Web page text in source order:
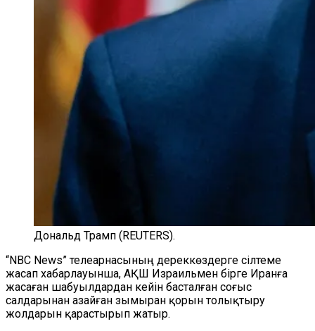
Дональд Трамп (REUTERS).
“NBC News” телеарнасының дереккөздерге сілтеме
жасап хабарлауынша, АҚШ Израильмен бірге Иранға
жасаған шабуылдардан кейін басталған соғыс
салдарынан азайған зымыран қорын толықтыру
жолдарын қарастырып жатыр.